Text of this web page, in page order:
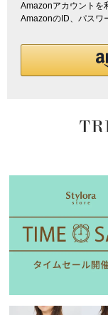
Amazonアカウントを
AmazonのID、パスワ